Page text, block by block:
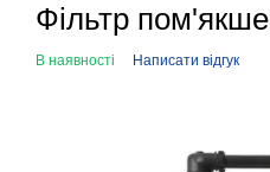
Фільтр
В наявності Написати відгук